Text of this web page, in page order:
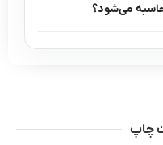
می‌شود؟
چاپ